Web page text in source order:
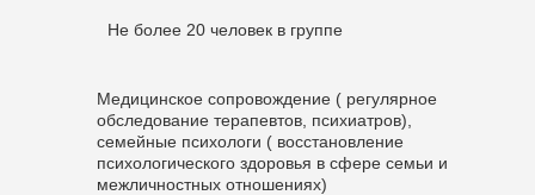
Не более 20 человек в группе
Медицинское сопровождение ( регулярное
обследование терапевтов, психиатров),
семейные психологи ( восстановление
психологического здоровья в сфере семьи и
межличностных отношениях)